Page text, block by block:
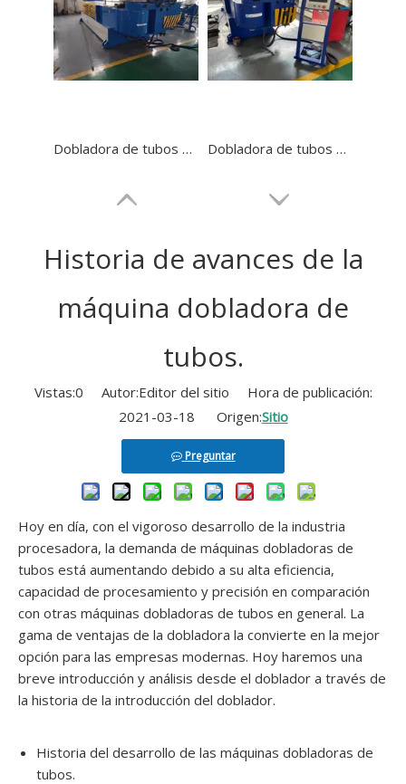
Dobladora de tubos metálicos con mandril GM-SB-168NCB Dobladora de tubos de acero inoxidable NC GM-SB-114NCB
Dobladora de tubos de acero inoxidable NC GM-SB-114NCB
Historia de avances de la
máquina dobladora de
tubos.
Vistas:0 Autor:Editor del sitio Hora de publicación:
2021-03-18 Origen:Sitio
Preguntar
Hoy en día, con el vigoroso desarrollo de la industria
procesadora, la demanda de máquinas dobladoras de
tubos está aumentando debido a su alta eficiencia,
capacidad de procesamiento y precisión en comparación
con otras máquinas dobladoras de tubos en general. La
gama de ventajas de la dobladora la convierte en la mejor
opción para las empresas modernas. Hoy haremos una
breve introducción y análisis desde el doblador a través de
la historia de la introducción del doblador.
Historia del desarrollo de las máquinas dobladoras de
tubos.